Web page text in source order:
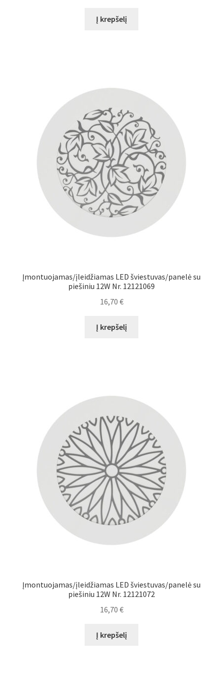
Į krepšelį
Įmontuojamas/įleidžiamas LED šviestuvas/panelė su
piešiniu 12W Nr. 12121069
16,70 €
Į krepšelį
Įmontuojamas/įleidžiamas LED šviestuvas/panelė su
piešiniu 12W Nr. 12121072
16,70 €
Į krepšelį